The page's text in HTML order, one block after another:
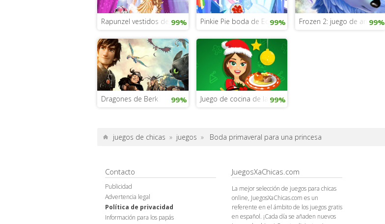
Rapunzel vestidos de boda
99% Pinkie Pie boda de Equestria
99% Frozen 2: juego de animales
99%
Dragones de Berk 99% Juego de cocina de la Bella y la Bestia
99%
juegos de chicas » juegos » Boda primaveral para una princesa
Contacto
Publicidad
Advertencia legal
Política de privacidad
Información para los papás
JuegosXaChicas.com
La mejor selección de juegos para chicas
online, JuegosXaChicas.com es un
referente en el ámbito de los juegos gratis
en español. ¡Cada día se añaden nuevos